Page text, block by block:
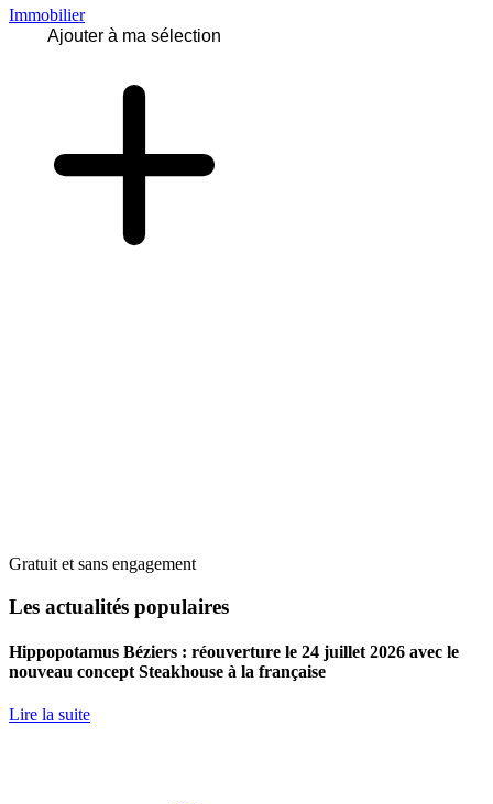
Immobilier
Ajouter à ma sélection
Gratuit et sans engagement
Les actualités populaires
Hippopotamus Béziers : réouverture le 24 juillet 2026 avec le
nouveau concept Steakhouse à la française
Lire la suite